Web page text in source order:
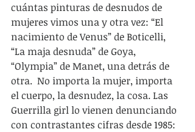
cuántas pinturas de desnudos de
mujeres vimos una y otra vez: “El
nacimiento de Venus” de Boticelli,
“La maja desnuda” de Goya,
“Olympia” de Manet, una detrás de
otra.  No importa la mujer, importa
el cuerpo, la desnudez, la cosa. Las
Guerrilla girl lo vienen denunciando
con contrastantes cifras desde 1985: